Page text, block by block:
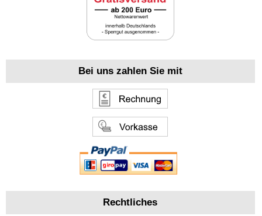
Bei uns zahlen Sie mit
Rechtliches